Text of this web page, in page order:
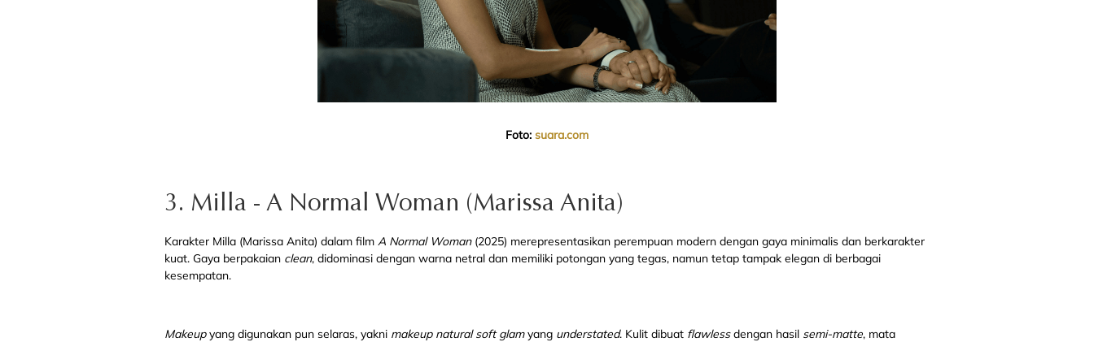
Foto: suara.com
3. Milla - A Normal Woman (Marissa Anita)
Karakter Milla (Marissa Anita) dalam film A Normal Woman (2025) merepresentasikan perempuan modern dengan gaya minimalis dan berkarakter
kuat. Gaya berpakaian clean, didominasi dengan warna netral dan memiliki potongan yang tegas, namun tetap tampak elegan di berbagai
kesempatan.
Makeupyang digunakan pun selaras, yakni makeup natural soft glamyang understated. Kulit dibuat flawlessdengan hasil semi-matte, mata